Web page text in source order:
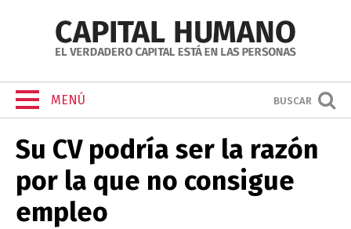
MENÚ BUSCAR
Su CV podría ser la razón
por la que no consigue
empleo